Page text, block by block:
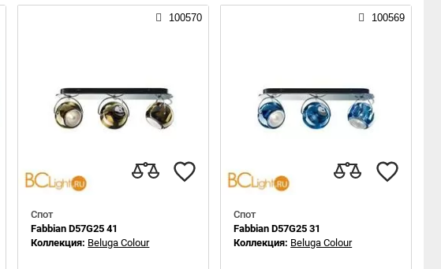
100570
Спот
Fabbian D57G25 41
Коллекция: Beluga Colour
100569
Спот
Fabbian D57G25 31
Коллекция: Beluga Colour